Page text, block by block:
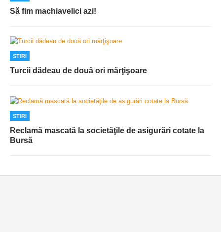
Să fim machiavelici azi!
STIRI
Turcii dădeau de două ori mărţişoare
STIRI
Reclamă mascată la societăţile de asigurări cotate la
Bursă